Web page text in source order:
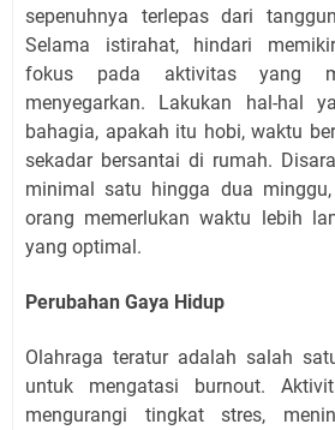
sepenuhnya terlepas dari
Selama istirahat, hindari
fokus pada aktivitas yang
menyegarkan. Lakukan hal-hal
bahagia, apakah itu hobi, waktu
sekadar bersantai di rumah.
minimal satu hingga dua minggu,
orang memerlukan waktu lebih
yang optimal.
Perubahan Gaya Hidup
Olahraga teratur adalah salah
untuk mengatasi burnout.
mengurangi tingkat stres,